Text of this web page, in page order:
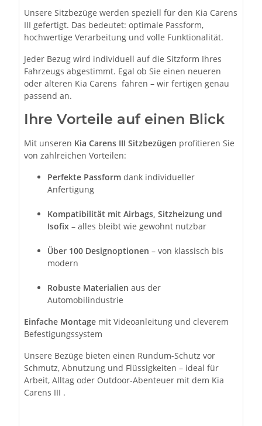
Unsere Sitzbezüge werden speziell für den Kia Carens
III gefertigt. Das bedeutet: optimale Passform,
hochwertige Verarbeitung und volle Funktionalität.
Jeder Bezug wird individuell auf die Sitzform Ihres
Fahrzeugs abgestimmt. Egal ob Sie einen neueren
oder älteren Kia Carens fahren – wir fertigen genau
passend an.
Ihre Vorteile auf einen Blick
Mit unseren Kia Carens III Sitzbezügen profitieren Sie
von zahlreichen Vorteilen:
Perfekte Passform dank individueller
Anfertigung
Kompatibilität mit Airbags, Sitzheizung und
Isofix – alles bleibt wie gewohnt nutzbar
Über 100 Designoptionen – von klassisch bis
modern
Robuste Materialien aus der
Automobilindustrie
Einfache Montage mit Videoanleitung und cleverem
Befestigungssystem
Unsere Bezüge bieten einen Rundum-Schutz vor
Schmutz, Abnutzung und Flüssigkeiten – ideal für
Arbeit, Alltag oder Outdoor-Abenteuer mit dem Kia
Carens III .